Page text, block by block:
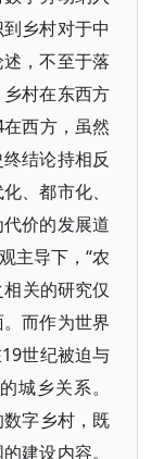
乡村对于中
，不至于落
村在东西方
西方，虽然
结论持相反
、都市化、
价的发展道
主导下，“农
关的研究仅
而作为世界
世纪被迫与
城乡关系。
字乡村，既
建设内容。